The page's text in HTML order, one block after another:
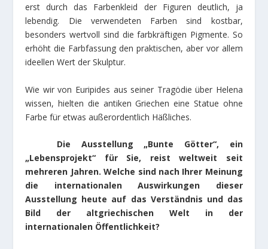
erst durch das Farbenkleid der Figuren deutlich, ja
lebendig. Die verwendeten Farben sind kostbar,
besonders wertvoll sind die farbkräftigen Pigmente. So
erhöht die Farbfassung den praktischen, aber vor allem
ideellen Wert der Skulptur.
Wie wir von Euripides aus seiner Tragödie über Helena
wissen, hielten die antiken Griechen eine Statue ohne
Farbe für etwas außerordentlich Häßliches.
Die Ausstellung „Bunte Götter“, ein
„Lebensprojekt“ für Sie, reist weltweit seit
mehreren Jahren. Welche sind nach Ihrer Meinung
die internationalen Auswirkungen dieser
Ausstellung heute auf das Verständnis und das
Bild der altgriechischen Welt in der
internationalen Öffentlichkeit?